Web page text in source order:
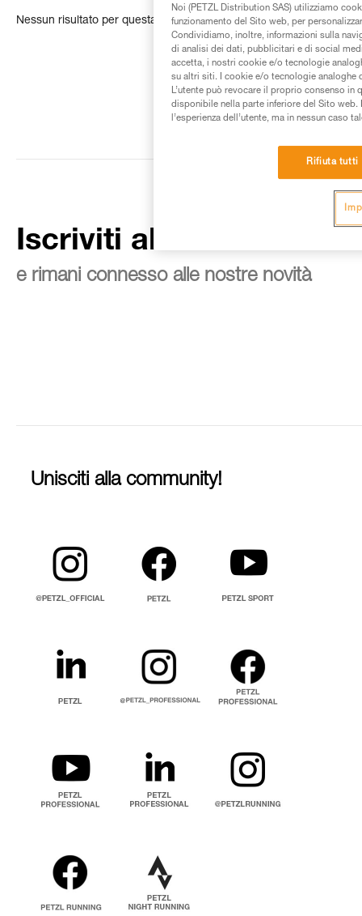
Nessun risultato per questa ricerca
Iscriviti alla newsletter
e rimani connesso alle nostre novità
Unisciti alla community!
Noi (PETZL Distribution SAS) utilizziamo
funzionamento del Sito web, per
Condividiamo, inoltre, informazioni sulla
di analisi dei dati, pubblicitari e di social
accetta, i nostri cookie e/o tecnologie
su altri siti. I cookie e/o tecnologie analoghe
L’utente può revocare il proprio consenso
disponibile nella parte inferiore del Sito
l’esperienza dell’utente, ma in nessun caso
Rifiuta tutti